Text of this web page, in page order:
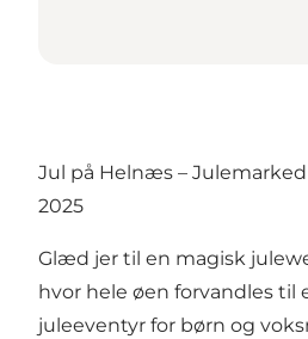
Jul på Helnæs –
2025
Glæd jer til en magisk
hvor hele øen forvandles til
juleeventyr for børn og